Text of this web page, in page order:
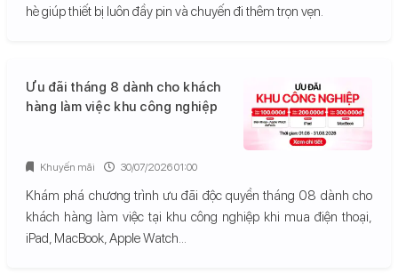
hè giúp thiết bị luôn đầy pin và chuyến đi thêm trọn vẹn.
Ưu đãi tháng 8 dành cho khách
hàng làm việc khu công nghiệp
Khám phá chương trình ưu đãi độc quyền tháng 08 dành cho
khách hàng làm việc tại khu công nghiệp khi mua điện thoại,
iPad, MacBook, Apple Watch...
Khuyến mãi 30/07/2026 01:00